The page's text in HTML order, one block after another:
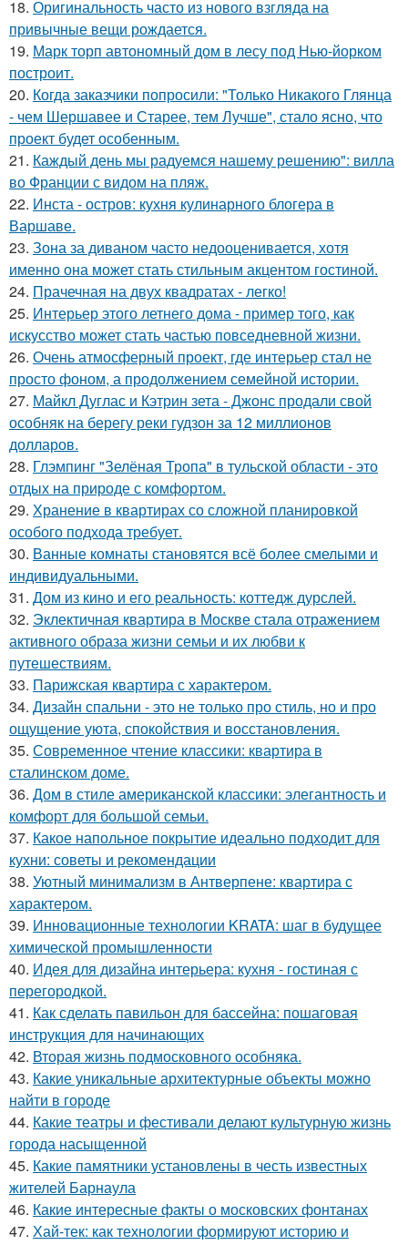
18. Оригинальность часто из нового взгляда на
привычные вещи рождается.
19. Марк торп автономный дом в лесу под Нью-йорком
построит.
20. Когда заказчики попросили: "Только Никакого Глянца
- чем Шершавее и Старее, тем Лучше", стало ясно, что
проект будет особенным.
21. Каждый день мы радуемся нашему решению": вилла
во Франции с видом на пляж.
22. Инста - остров: кухня кулинарного блогера в
Варшаве.
23. Зона за диваном часто недооценивается, хотя
именно она может стать стильным акцентом гостиной.
24. Прачечная на двух квадратах - легко!
25. Интерьер этого летнего дома - пример того, как
искусство может стать частью повседневной жизни.
26. Очень атмосферный проект, где интерьер стал не
просто фоном, а продолжением семейной истории.
27. Майкл Дуглас и Кэтрин зета - Джонс продали свой
особняк на берегу реки гудзон за 12 миллионов
долларов.
28. Глэмпинг "Зелёная Тропа" в тульской области - это
отдых на природе с комфортом.
29. Хранение в квартирах со сложной планировкой
особого подхода требует.
30. Ванные комнаты становятся всё более смелыми и
индивидуальными.
31. Дом из кино и его реальность: коттедж дурслей.
32. Эклектичная квартира в Москве стала отражением
активного образа жизни семьи и их любви к
путешествиям.
33. Парижская квартира с характером.
34. Дизайн спальни - это не только про стиль, но и про
ощущение уюта, спокойствия и восстановления.
35. Современное чтение классики: квартира в
сталинском доме.
36. Дом в стиле американской классики: элегантность и
комфорт для большой семьи.
37. Какое напольное покрытие идеально подходит для
кухни: советы и рекомендации
38. Уютный минимализм в Антверпене: квартира с
характером.
39. Инновационные технологии KRATA: шаг в будущее
химической промышленности
40. Идея для дизайна интерьера: кухня - гостиная с
перегородкой.
41. Как сделать павильон для бассейна: пошаговая
инструкция для начинающих
42. Вторая жизнь подмосковного особняка.
43. Какие уникальные архитектурные объекты можно
найти в городе
44. Какие театры и фестивали делают культурную жизнь
города насыщенной
45. Какие памятники установлены в честь известных
жителей Барнаула
46. Какие интересные факты о московских фонтанах
47. Хай-тек: как технологии формируют историю и